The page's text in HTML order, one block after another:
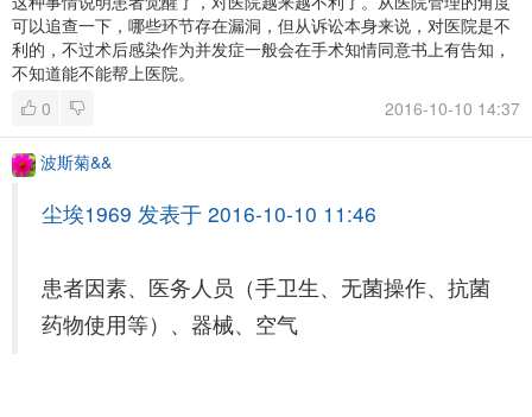
可以追查一下，哪些环节存在漏洞，但从诉讼本身来说，对医院是不
利的，不过术后感染作为并发症一般会在手术知情同意书上有告知，
不知道能不能帮上医院。
0
2016-10-10 14:37
波斯菊&&
尘埃1969 发表于 2016-10-10 11:46
患者因素、医务人员（手卫生、无菌操作、抗菌
药物使用等）、器械、空气